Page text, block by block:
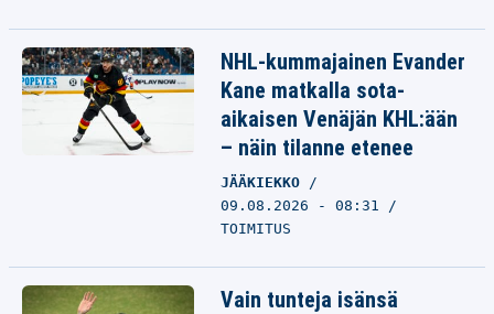
NHL-kummajainen Evander
Kane matkalla sota-
aikaisen Venäjän KHL:ään
– näin tilanne etenee
JÄÄKIEKKO
09.08.2026 - 08:31
TOIMITUS
Vain tunteja isänsä